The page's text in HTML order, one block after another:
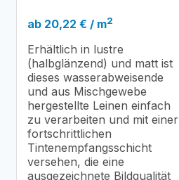
ab 20,22 € / m2
Erhältlich in lustre
(halbglänzend) und matt ist
dieses wasserabweisende
und aus Mischgewebe
hergestellte Leinen einfach
zu verarbeiten und mit einer
fortschrittlichen
Tintenempfangsschicht
versehen, die eine
ausgezeichnete Bildqualität